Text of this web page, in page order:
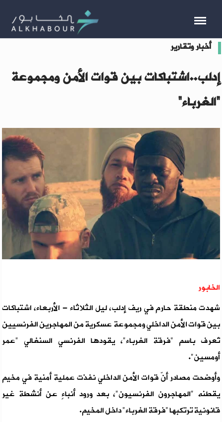
أخبار وتقارير
إدلب..اشتباكات بين قوات الأمن ومجموعة
“الغرباء”
الخابور
شهدت منطقة حارم في ريف إدلب، ليل الثلاثاء - الأربعاء، اشتباكات
بين قوات الأمن الداخلي ومجموعة عسكرية من المهاجرين الفرنسيين
تُعرف باسم "فرقة الغرباء"، يقودها الفرنسي السنغالي "عمر
أومسين".
وأوضحت مصادر أنّ قوات الأمن الداخلي نفذت عملية أمنية في مخيم
يقطنه "المهاجرون الفرنسيون"، بعد ورود أنباءٍ عن أنشطة غير
قانونية ترتكبها "فرقة الغرباء" داخل المخيم.